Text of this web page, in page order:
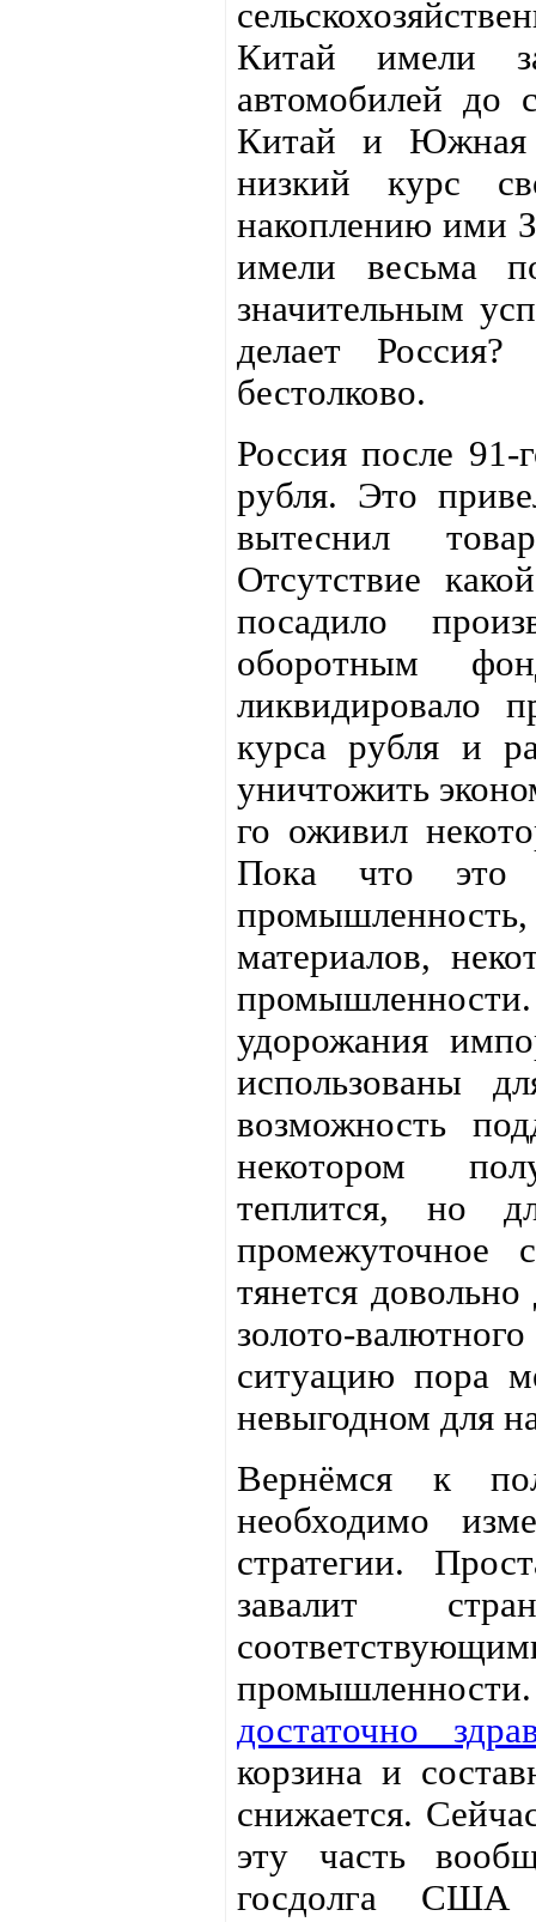
Китай имели
автомобилей до
Китай и Южная
низкий курс
накоплению ими
имели весьма
значительным
делает
бестолково.
Россия после 91-
рубля. Это
вытеснил
Отсутствие
посадило
оборотным
ликвидировало
курса рубля и
уничтожить
го оживил
Пока что это
материалов,
удорожания
использованы
возможность
некотором
теплится, но
промежуточное
тянется
золото-
ситуацию пора
невыгодном для
Вернёмся к
необходимо
стратегии.
завалит
достаточно
корзина и
снижается.
эту часть
госдолга